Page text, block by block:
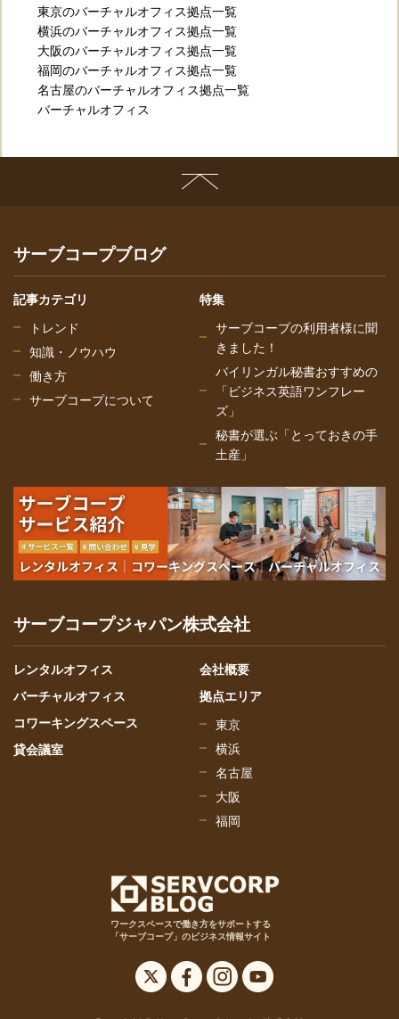
東京のバーチャルオフィス拠点一覧
横浜のバーチャルオフィス拠点一覧
大阪のバーチャルオフィス拠点一覧
福岡のバーチャルオフィス拠点一覧
名古屋のバーチャルオフィス拠点一覧
バーチャルオフィス
サーブコープブログ
記事カテゴリ
トレンド
知識・ノウハウ
働き方
サーブコープについて
特集
サーブコープの利用者様に聞
きました！
バイリンガル秘書おすすめの
「ビジネス英語ワンフレー
ズ」
秘書が選ぶ「とっておきの手
土産」
サーブコープジャパン株式会社
レンタルオフィス
バーチャルオフィス
コワーキングスペース
貸会議室
会社概要
拠点エリア
東京
横浜
名古屋
大阪
福岡
ワークスペースで働き方をサポートする
「サーブコープ」のビジネス情報サイト